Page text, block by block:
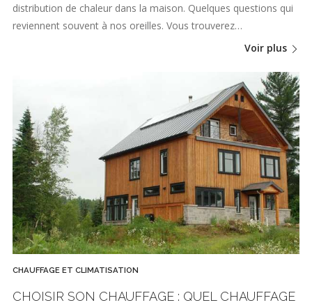
distribution de chaleur dans la maison. Quelques questions qui
reviennent souvent à nos oreilles. Vous trouverez…
Voir plus
CHAUFFAGE ET CLIMATISATION
CHOISIR SON CHAUFFAGE : QUEL CHAUFFAGE